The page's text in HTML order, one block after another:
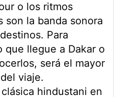
o los ritmos
son la banda sonora
Para
que llegue a Dakar o
será el mayor
viaje.
hindustani en